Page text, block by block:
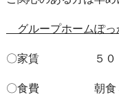
グループホームぽ
〇家賃 ５０，
〇食費 朝食３０